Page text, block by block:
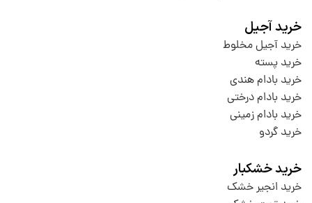
خرید آجیل
خرید آجیل مخلوط
خرید پسته
خرید بادام هندی
خرید بادام درختی
خرید بادام زمینی
خرید گردو
خرید خشکبار
خرید انجیر خشک